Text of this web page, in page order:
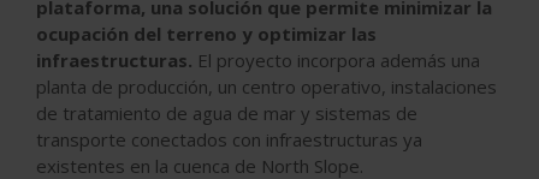
plataforma, una solución que permite minimizar la
ocupación del terreno y optimizar las
infraestructuras. El proyecto incorpora además una
planta de producción, un centro operativo, instalaciones
de tratamiento de agua de mar y sistemas de
transporte conectados con infraestructuras ya
existentes en la cuenca de North Slope.